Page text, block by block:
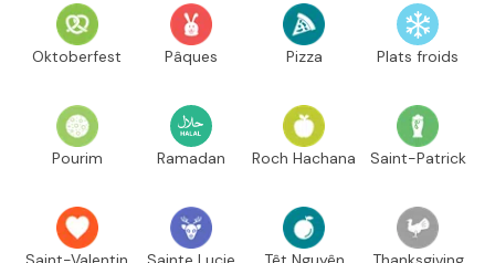
Oktoberfest Pâques Pizza Plats froids
Pourim Ramadan Roch Hachana Saint-Patrick